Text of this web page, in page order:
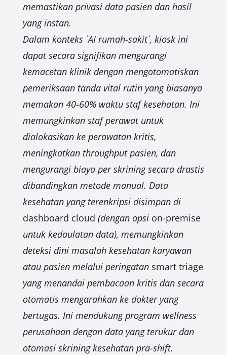
memastikan privasi data pasien dan hasil
yang instan.
Dalam konteks `AI rumah-sakit`, kiosk ini
dapat secara signifikan mengurangi
kemacetan klinik dengan mengotomatiskan
pemeriksaan tanda vital rutin yang biasanya
memakan 40-60% waktu staf kesehatan. Ini
memungkinkan staf perawat untuk
dialokasikan ke perawatan kritis,
meningkatkan throughput pasien, dan
mengurangi biaya per skrining secara drastis
dibandingkan metode manual. Data
kesehatan yang terenkripsi disimpan di
dashboard cloud (dengan opsi on-premise
untuk kedaulatan data), memungkinkan
deteksi dini masalah kesehatan karyawan
atau pasien melalui peringatan smart triage
yang menandai pembacaan kritis dan secara
otomatis mengarahkan ke dokter yang
bertugas. Ini mendukung program wellness
perusahaan dengan data yang terukur dan
otomasi skrining kesehatan pra-shift.